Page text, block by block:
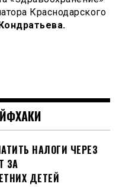
Краснодарского
НАЛОГИ ЧЕРЕЗ
ЗА
ДЕТЕЙ